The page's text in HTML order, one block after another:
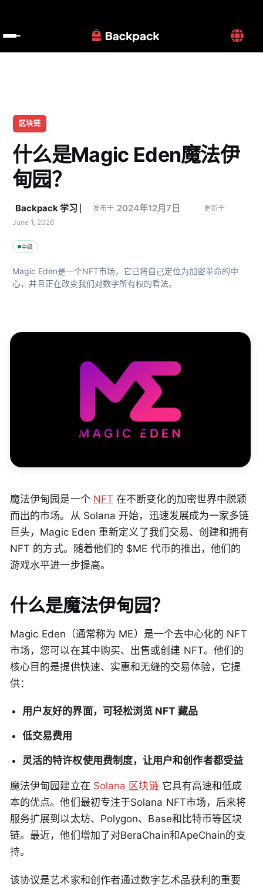
区块链
什么是Magic Eden魔法伊
甸园？
Backpack 学习 发布于 2024年12月7日
更新于
June 1, 2026
中级
Magic Eden是一个NFT市场，它已将自己定位为加密革命的中
心，并且正在改变我们对数字所有权的看法。
魔法伊甸园是一个 NFT 在不断变化的加密世界中脱颖
而出的市场。从 Solana 开始，迅速发展成为一家多链
巨头，Magic Eden 重新定义了我们交易、创建和拥有
NFT 的方式。随着他们的 $ME 代币的推出，他们的
游戏水平进一步提高。
什么是魔法伊甸园？
Magic Eden（通常称为 ME）是一个去中心化的 NFT
市场，您可以在其中购买、出售或创建 NFT。他们的
核心目的是提供快速、实惠和无缝的交易体验，它提
供：
用户友好的界面，可轻松浏览 NFT 藏品
低交易费用
灵活的特许权使用费制度，让用户和创作者都受益
魔法伊甸园建立在 Solana 区块链它具有高速和低成
本的优点。他们最初专注于Solana NFT市场，后来将
服务扩展到以太坊、Polygon、Base和比特币等区块
链。最近，他们增加了对BeraChain和ApeChain的支
持。
该协议是艺术家和创作者通过数字艺术品获利的重要